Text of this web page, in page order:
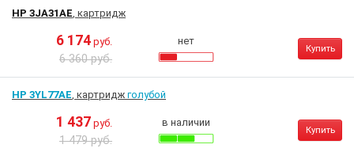
HP 3JA31AE, картридж
6 174 руб.
6 360 руб.
нет
Купить
HP 3YL77AE, картридж голубой
1 437 руб.
1 479 руб.
в наличии
Купить